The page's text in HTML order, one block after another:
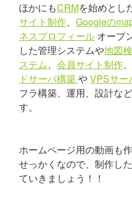
ほかにもCRMを始めとし
サイト制作、 Googleの
ネスプロフィール オープ
した管理システムや地図
ステム、 会員サイト制作、
ドサーバ構築やVPSサー
フラ構築、運用、設計な
す。
ホームページ用の動画も
せっかくなので、制作し
ていきましょう！！